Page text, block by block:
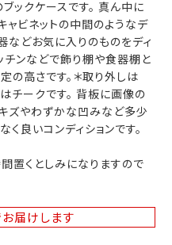
ックケースです。 真ん中に
ャビネットの中間のようなデ
などお気に入りのものをディ
チンなどで飾り棚や食器棚と
の高さです。＊取り外しは
チークです。 背板に画像の
ズやわずかな凹みなど多少
良いコンディションです。
置くとしみになりますので
届けします